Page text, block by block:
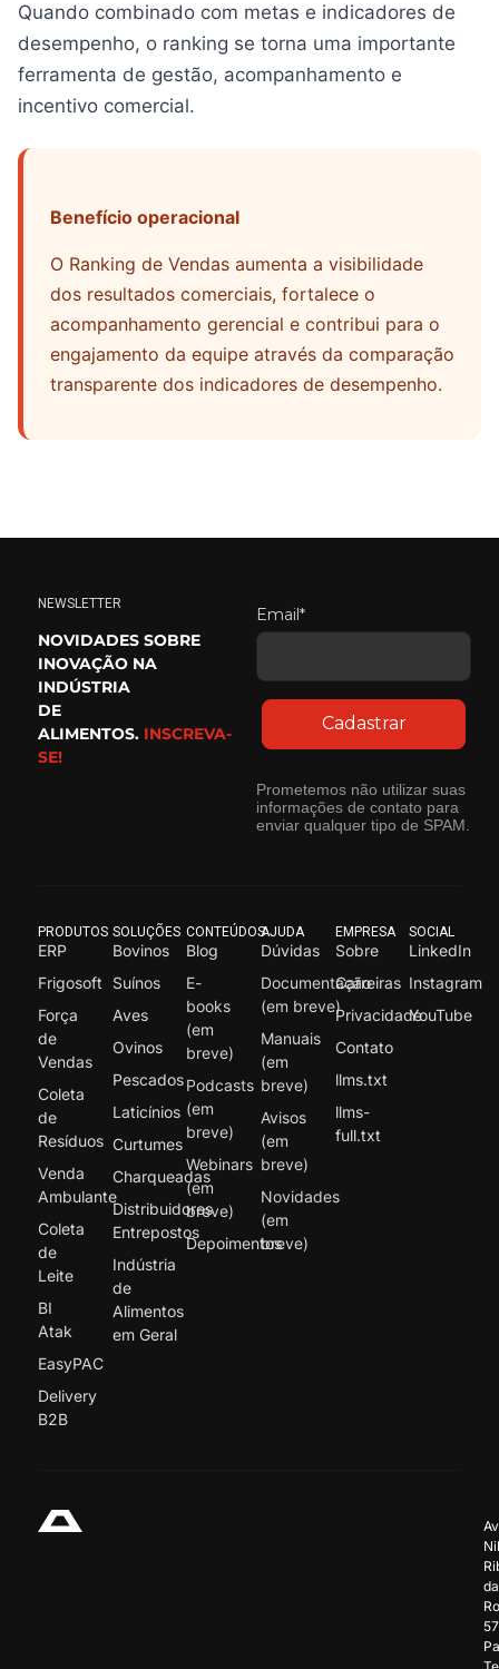
Quando combinado com metas e indicadores de
desempenho, o ranking se torna uma importante
ferramenta de gestão, acompanhamento e
incentivo comercial.
Benefício operacional
O Ranking de Vendas aumenta a visibilidade
dos resultados comerciais, fortalece o
acompanhamento gerencial e contribui para o
engajamento da equipe através da comparação
transparente dos indicadores de desempenho.
NEWSLETTER
NOVIDADES SOBRE
INOVAÇÃO NA
INDÚSTRIA
DE
ALIMENTOS. INSCREVA-
SE!
Email*
Cadastrar
Prometemos não utilizar suas
informações de contato para
enviar qualquer tipo de SPAM.
PRODUTOS
ERP
Frigosoft
Força
de
Vendas
Coleta
de
Resíduos
Venda
Ambulante
Coleta
de
Leite
BI
Atak
EasyPAC
Delivery
B2B
SOLUÇÕES
Bovinos
Suínos
Aves
Ovinos
Pescados
Laticínios
Curtumes
Charqueadas
Distribuidores
Entrepostos
Indústria
de
Alimentos
em Geral
CONTEÚDOS
Blog
E-
books
(em
breve)
Podcasts
(em
breve)
Webinars
(em
breve)
Depoimentos
AJUDA
Dúvidas
Documentação
(em breve)
Manuais
(em
breve)
Avisos
(em
breve)
Novidades
(em
breve)
EMPRESA
Sobre
Carreiras
Privacidade
Contato
llms.txt
llms-
full.txt
SOCIAL
LinkedIn
Instagram
YouTube
da